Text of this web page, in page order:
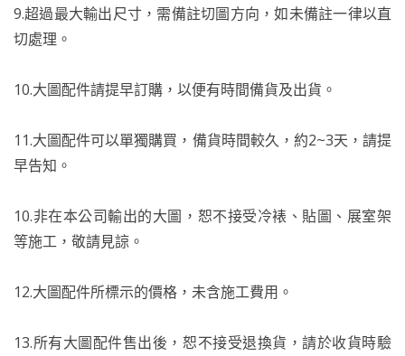
9.超過最大輸出尺寸，需備註切圖方向，如未備註一律以直
切處理。
10.大圖配件請提早訂購，以便有時間備貨及出貨。
11.大圖配件可以單獨購買，備貨時間較久，約2~3天，請提
早告知。
10.非在本公司輸出的大圖，恕不接受冷裱、貼圖、展室架
等施工，敬請見諒。
12.大圖配件所標示的價格，未含施工費用。
13.所有大圖配件售出後，恕不接受退換貨，請於收貨時驗